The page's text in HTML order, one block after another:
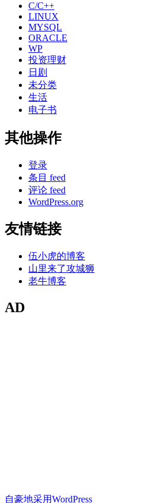
C/C++
LINUX
MYSQL
ORACLE
WP
投资理财
日剧
未分类
生活
电子书
其他操作
登录
条目 feed
评论 feed
WordPress.org
友情链接
伍小虎的博客
山里来了攻城狮
老牛博客
AD
自豪地采用WordPress